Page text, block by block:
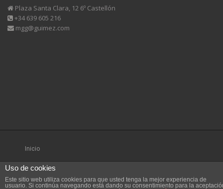
Plaza Santa Clara, 12 6º Castellón
+34 639 605 216
mgg@guimez.com
Inicio
Uso de cookies
Este sitio web utiliza cookies para que usted tenga la mejor experiencia de
usuario. Si continúa navegando está dando su consentimiento para la